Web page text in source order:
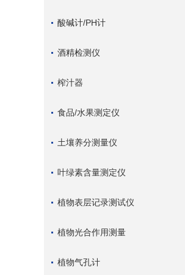
酸碱计/PH计
酒精检测仪
榨汁器
食品/水果测定仪
土壤养分测量仪
叶绿素含量测定仪
植物表层记录测试仪
植物光合作用测量
植物气孔计